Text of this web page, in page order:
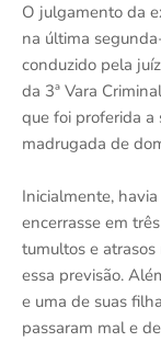
O julgamento da
na última
conduzido pela
da 3ª Vara
que foi proferida a
madrugada de
Inicialmente,
encerrasse em
tumultos e
essa previsão.
e uma de suas
passaram mal e